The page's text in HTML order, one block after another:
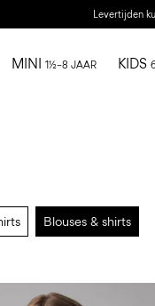
Levertijden
MINI 1½–8 JAAR KIDS
Blouses & shirts